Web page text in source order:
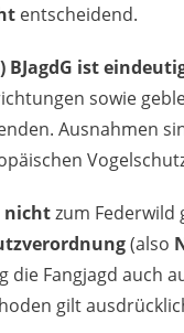
entscheidend.
BJagdG ist
sowie
Ausnahmen
nichtzum Federwild
(also
die Fangjagd auch
gilt